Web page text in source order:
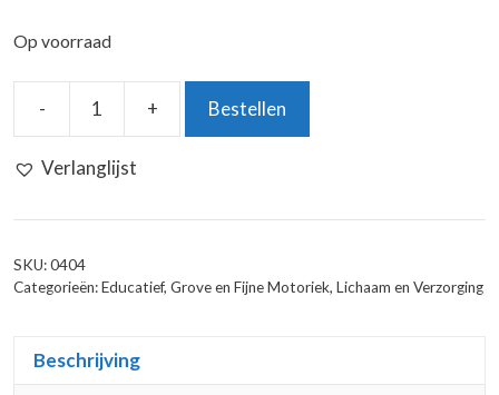
Op voorraad
-
Lichaamsdelen
+ Bestellen
Verlanglijst
SKU:0404
Categorieën:Educatief, Grove en Fijne Motoriek, Lichaam en Verzorging
Beschrijving